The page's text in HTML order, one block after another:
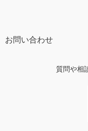
お問い合わせ
質問や相